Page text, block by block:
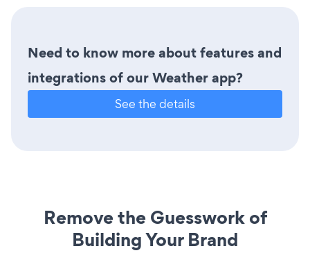
Need to know more about features and
integrations of our Weather app?
See the details
Remove the Guesswork of
Building Your Brand